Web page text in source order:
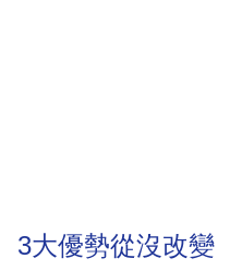
3大優勢從沒改變